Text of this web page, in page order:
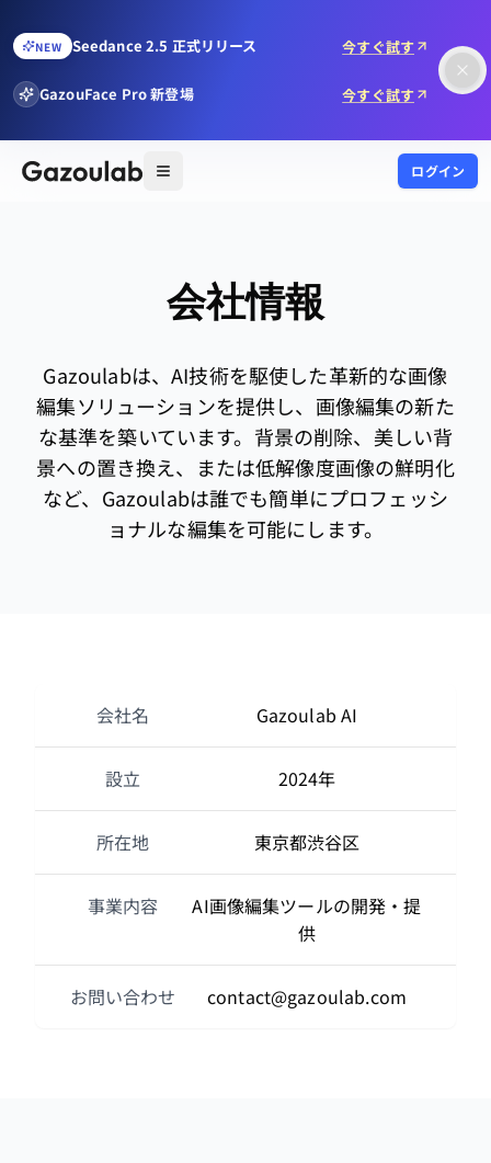
NEW Seedance 2.5 正式リリース 今すぐ試す
GazouFace Pro 新登場 今すぐ試す
ログイン
会社情報
Gazoulabは、AI技術を駆使した革新的な画像
編集ソリューションを提供し、画像編集の新た
な基準を築いています。背景の削除、美しい背
景への置き換え、または低解像度画像の鮮明化
など、Gazoulabは誰でも簡単にプロフェッシ
ョナルな編集を可能にします。
会社名 Gazoulab AI
設立 2024年
所在地 東京都渋谷区
事業内容
AI画像編集ツールの開発・提
供
お問い合わせ contact@gazoulab.com